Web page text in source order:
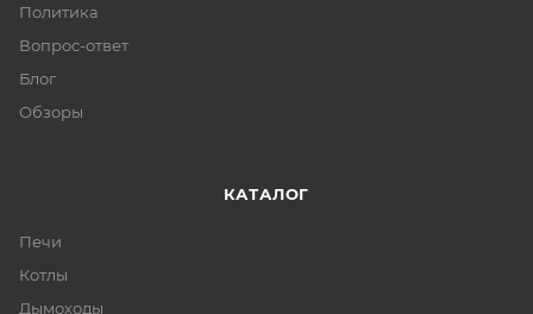
Политика
Вопрос-ответ
Блог
Обзоры
КАТАЛОГ
Печи
Котлы
Дымоходы